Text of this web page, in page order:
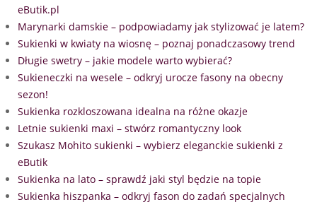
eButik.pl
Marynarki damskie – podpowiadamy jak stylizować je latem?
Sukienki w kwiaty na wiosnę – poznaj ponadczasowy trend
Długie swetry – jakie modele warto wybierać?
Sukieneczki na wesele – odkryj urocze fasony na obecny
sezon!
Sukienka rozkloszowana idealna na różne okazje
Letnie sukienki maxi – stwórz romantyczny look
Szukasz Mohito sukienki – wybierz eleganckie sukienki z
eButik
Sukienka na lato – sprawdź jaki styl będzie na topie
Sukienka hiszpanka – odkryj fason do zadań specjalnych